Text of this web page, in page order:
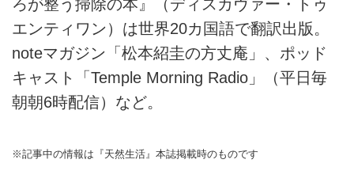
ろが整う掃除の本』（ディスカヴァー・トゥ
エンティワン）は世界20カ国語で翻訳出版。
noteマガジン「松本紹圭の方丈庵」、ポッド
キャスト「Temple Morning Radio」（平日毎
朝朝6時配信）など。
※記事中の情報は『天然生活』本誌掲載時のものです